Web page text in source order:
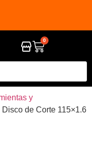
GOCUOTAS
0
y
de Corte 115×1.6